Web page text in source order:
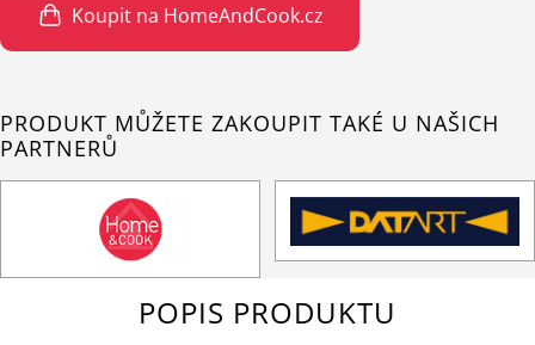
Koupit na HomeAndCook.cz
PRODUKT MŮŽETE ZAKOUPIT TAKÉ U NAŠICH
PARTNERŮ
POPIS PRODUKTU